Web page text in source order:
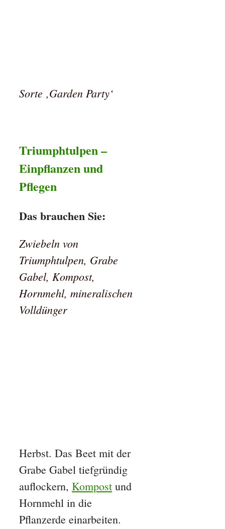
Sorte ‚Garden Party‘
Triumphtulpen –
Einpflanzen und
Pflegen
Das brauchen Sie:
Zwiebeln von
Triumphtulpen, Grabe
Gabel, Kompost,
Hornmehl, mineralischen
Volldünger
Herbst. Das Beet mit der
Grabe Gabel tiefgründig
auflockern, Kompost und
Hornmehl in die
Pflanzerde einarbeiten.